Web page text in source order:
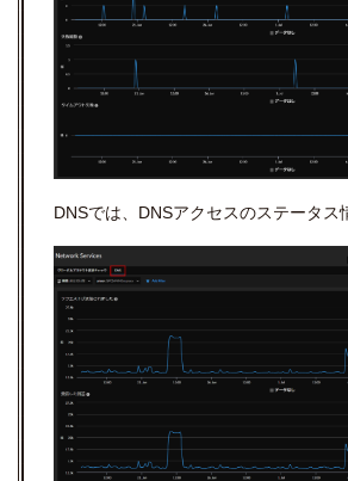
DNSでは、DNSアクセスのステータス